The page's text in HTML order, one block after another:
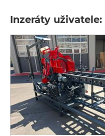
Inzeráty uživatele: